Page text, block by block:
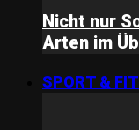
Nicht nur
Arten im
SPORT &